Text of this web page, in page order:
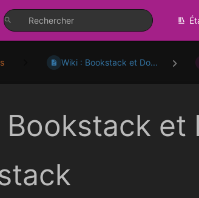
Wiki : Bookstack et Do...
Bookstack et